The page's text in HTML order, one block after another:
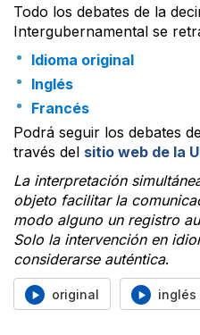
Todo los debates de la
Intergubernamental se
Idioma original
Inglés
Francés
Podrá seguir los debates
través del sitio web de la
La interpretación
objeto facilitar la
modo alguno un registro
Solo la intervención en
considerarse auténtica.
original inglés